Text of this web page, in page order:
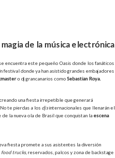
de la música electrónica
encuentra este pequeño Oasis donde los fanáticos
festival donde ya han asistido grandes embajadores
o dj grancanarios como Sebastián Roya.
una fiesta irrepetible que generará
te pierdas a los djsinternacionales que llenarán el
la nueva ola de Brasil que conquistan la escena
fiesta promete a sus asistentes la diversión
food trucks, reservados, palcos y zona de backstage